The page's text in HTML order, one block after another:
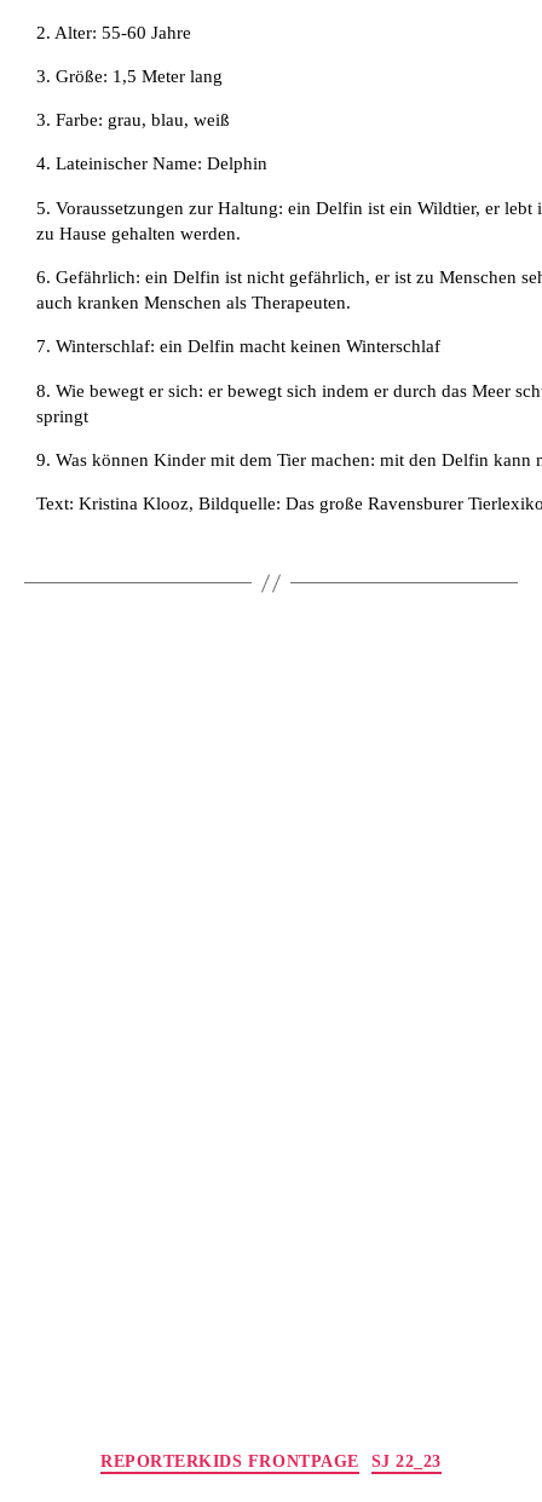
2. Alter: 55-60 Jahre
3. Größe: 1,5 Meter lang
3. Farbe: grau, blau, weiß
4. Lateinischer Name: Delphin
5. Voraussetzungen zur Haltung: ein Delfin ist ein Wildtier, er lebt
zu Hause gehalten werden.
6. Gefährlich: ein Delfin ist nicht gefährlich, er ist zu Menschen
auch kranken Menschen als Therapeuten.
7. Winterschlaf: ein Delfin macht keinen Winterschlaf
8. Wie bewegt er sich: er bewegt sich indem er durch das Meer
springt
9. Was können Kinder mit dem Tier machen: mit den Delfin kann
Text: Kristina Klooz, Bildquelle: Das große Ravensburer
Kategorien
REPORTERKIDS FRONTPAGE SJ 22_23